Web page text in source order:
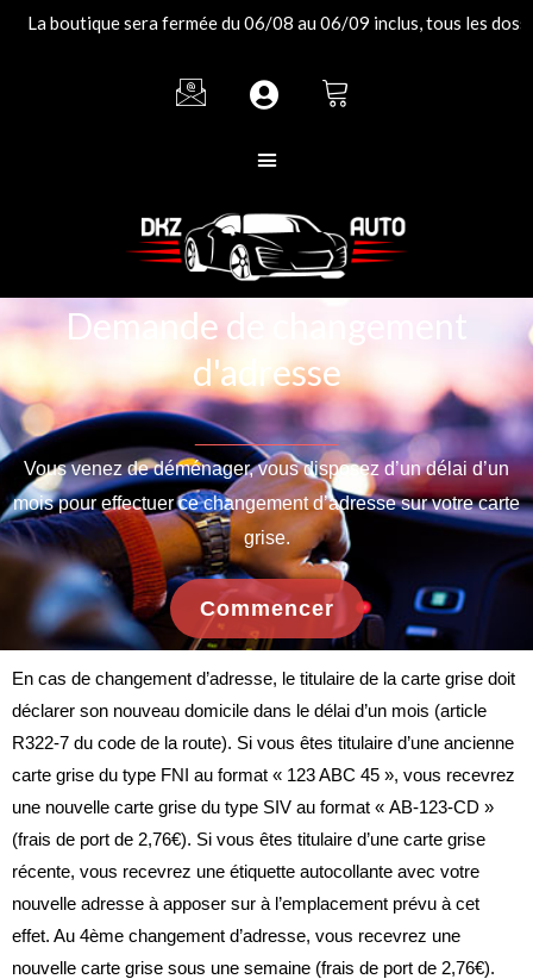
AllerLa boutique sera fermée du 06/08 au 06/09 inclus, tous les
Demande de changement
d'adresse
_______________
Vous venez de déménager, vous disposez d’un délai d’un
mois pour effectuer ce changement d’adresse sur votre carte
grise.
Commencer
En cas de changement d’adresse, le titulaire de la carte grise doit
déclarer son nouveau domicile dans le délai d’un mois (article
R322-7 du code de la route). Si vous êtes titulaire d’une ancienne
carte grise du type FNI au format « 123 ABC 45 », vous recevrez
une nouvelle carte grise du type SIV au format « AB-123-CD »
(frais de port de 2,76€). Si vous êtes titulaire d’une carte grise
récente, vous recevrez une étiquette autocollante avec votre
nouvelle adresse à apposer sur à l’emplacement prévu à cet
effet. Au 4ème changement d’adresse, vous recevrez une
nouvelle carte grise sous une semaine (frais de port de 2,76€).